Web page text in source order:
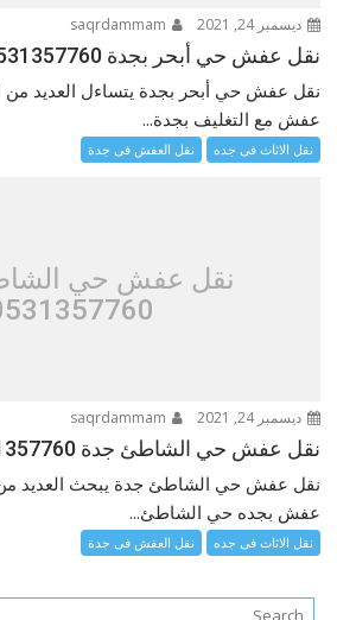
ديسمبر 24, 2021
نقل عفش حي أبحر بجدة 0531357760
نقل عفش حي أبحر بجدة يتساءل العديد
عفش مع التغليف بجدة...
نقل الاثاث فى جده نقل العفش فى جدة
نقل عفش حي
ديسمبر 24, 2021
نقل عفش حي الشاطئ جدة 0531357760
نقل عفش حي الشاطئ جدة يبحث العديد
عفش بجده حي الشاطئ...
نقل الاثاث فى جده نقل العفش فى جدة